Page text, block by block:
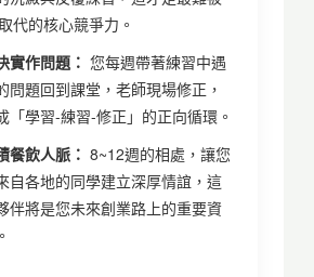
代的核心競爭力。
實作問題： 您每週帶著練習中遇
問題回到課堂，老師現場修正，
「學習-練習-修正」的正向循環。
餐飲人脈： 8~12週的相處，讓您
自各地的同學建立深厚情誼，這
伴將是您未來創業路上的重要資